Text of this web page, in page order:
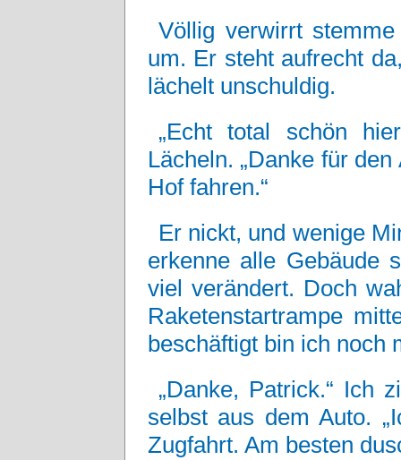
Völlig verwirrt
um. Er steht aufrecht
lächelt unschuldig.
„Echt total schön
Lächeln. „Danke für
Hof fahren.“
Er nickt, und wenige
erkenne alle Gebäude
viel verändert. Doch
Raketenstartrampe
beschäftigt bin ich noch
„Danke, Patrick.“ Ich
selbst aus dem Auto.
Zugfahrt. Am besten